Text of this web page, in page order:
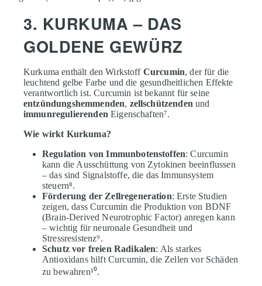
3. KURKUMA – DAS
GOLDENE GEWÜRZ
Kurkuma enthält den Wirkstoff Curcumin, der für die
leuchtend gelbe Farbe und die gesundheitlichen Effekte
verantwortlich ist. Curcumin ist bekannt für seine
entzündungshemmenden, zellschützenden und
immunregulierenden Eigenschaften⁷.
Wie wirkt Kurkuma?
Regulation von Immunbotenstoffen: Curcumin
kann die Ausschüttung von Zytokinen beeinflussen
– das sind Signalstoffe, die das Immunsystem
steuern⁸.
Förderung der Zellregeneration: Erste Studien
zeigen, dass Curcumin die Produktion von BDNF
(Brain-Derived Neurotrophic Factor) anregen kann
– wichtig für neuronale Gesundheit und
Stressresistenz⁹.
Schutz vor freien Radikalen: Als starkes
Antioxidans hilft Curcumin, die Zellen vor Schäden
zu bewahren¹⁰.